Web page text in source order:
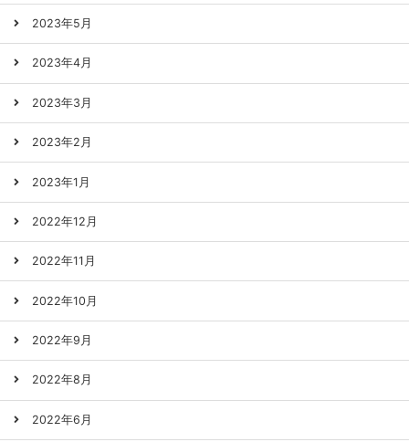
2023年5月
2023年4月
2023年3月
2023年2月
2023年1月
2022年12月
2022年11月
2022年10月
2022年9月
2022年8月
2022年6月